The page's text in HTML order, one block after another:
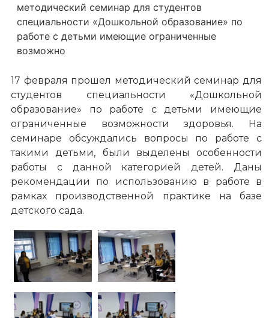
методический семинар для студентов
специальности «Дошкольной образование» по
работе с детьми имеющие ограниченные
возможно
17 февраля прошел методический семинар для
студентов специальности «Дошкольной
образование» по работе с детьми имеющие
ограниченные возможности здоровья. На
семинаре обсуждались вопросы по работе с
такими детьми, были выделены особенности
работы с данной категорией детей. Даны
рекомендации по использованию в работе в
рамках производственной практике на базе
детского сада.